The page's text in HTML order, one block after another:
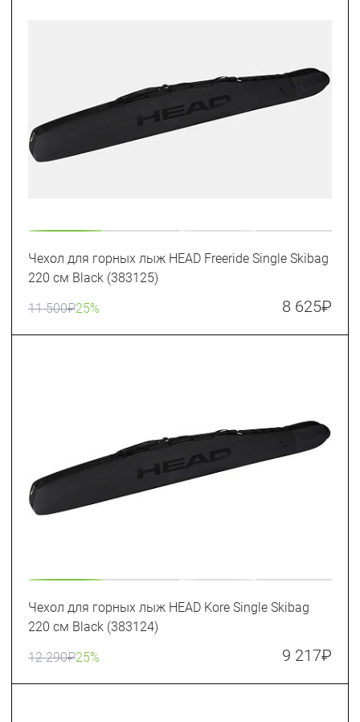
Чехол для горных лыж HEAD Freeride Single Skibag
220 см Black (383125)
11 500₽25% 8 625₽
Чехол для горных лыж HEAD Kore Single Skibag
220 см Black (383124)
12 290₽25% 9 217₽